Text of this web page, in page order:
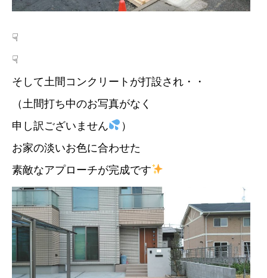
☟
☟
そして土間コンクリートが打設され・・
（土間打ち中のお写真がなく
申し訳ございません
）
お家の淡いお色に合わせた
素敵なアプローチが完成です